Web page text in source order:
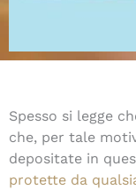
Spesso si legge
che, per tale
depositate in
protette da